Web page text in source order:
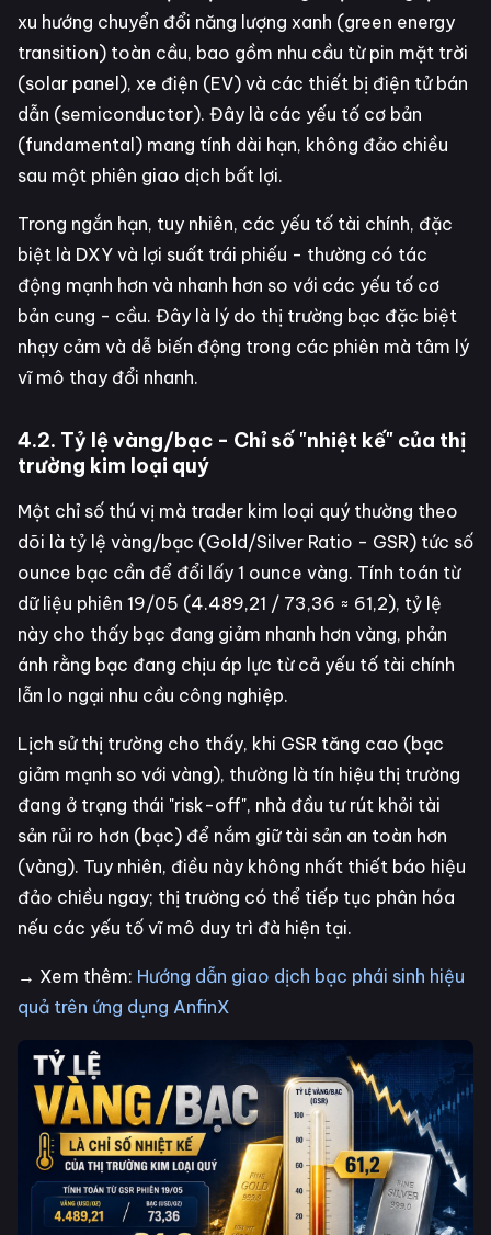
xu hướng chuyển đổi năng lượng xanh (green energy
transition) toàn cầu, bao gồm nhu cầu từ pin mặt trời
(solar panel), xe điện (EV) và các thiết bị điện tử bán
dẫn (semiconductor). Đây là các yếu tố cơ bản
(fundamental) mang tính dài hạn, không đảo chiều
sau một phiên giao dịch bất lợi.
Trong ngắn hạn, tuy nhiên, các yếu tố tài chính, đặc
biệt là DXY và lợi suất trái phiếu - thường có tác
động mạnh hơn và nhanh hơn so với các yếu tố cơ
bản cung - cầu. Đây là lý do thị trường bạc đặc biệt
nhạy cảm và dễ biến động trong các phiên mà tâm lý
vĩ mô thay đổi nhanh.
4.2. Tỷ lệ vàng/bạc - Chỉ số "nhiệt kế" của thị
trường kim loại quý
Một chỉ số thú vị mà trader kim loại quý thường theo
dõi là tỷ lệ vàng/bạc (Gold/Silver Ratio - GSR) tức số
ounce bạc cần để đổi lấy 1 ounce vàng. Tính toán từ
dữ liệu phiên 19/05 (4.489,21 / 73,36 ≈ 61,2), tỷ lệ
này cho thấy bạc đang giảm nhanh hơn vàng, phản
ánh rằng bạc đang chịu áp lực từ cả yếu tố tài chính
lẫn lo ngại nhu cầu công nghiệp.
Lịch sử thị trường cho thấy, khi GSR tăng cao (bạc
giảm mạnh so với vàng), thường là tín hiệu thị trường
đang ở trạng thái "risk-off", nhà đầu tư rút khỏi tài
sản rủi ro hơn (bạc) để nắm giữ tài sản an toàn hơn
(vàng). Tuy nhiên, điều này không nhất thiết báo hiệu
đảo chiều ngay; thị trường có thể tiếp tục phân hóa
nếu các yếu tố vĩ mô duy trì đà hiện tại.
→ Xem thêm: Hướng dẫn giao dịch bạc phái sinh hiệu
quả trên ứng dụng AnfinX